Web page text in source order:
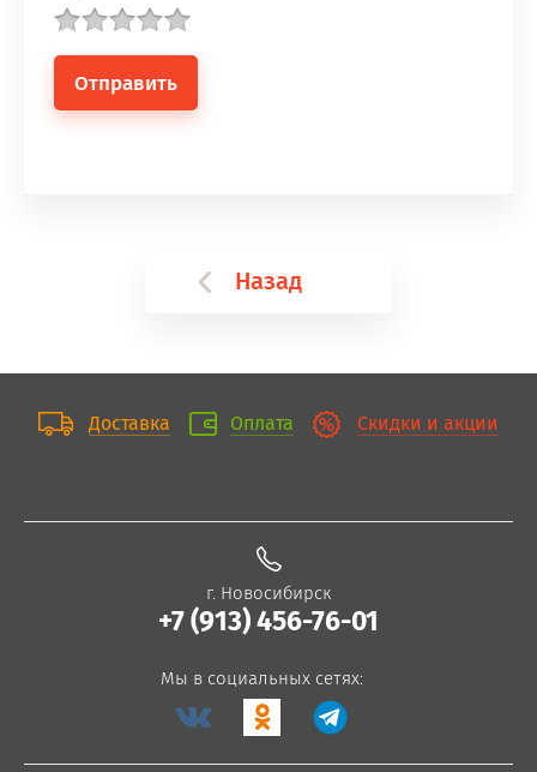
Назад
Доставка Оплата Скидки и акции
г. Новосибирск
+7 (913) 456-76-01
Мы в социальных сетях: